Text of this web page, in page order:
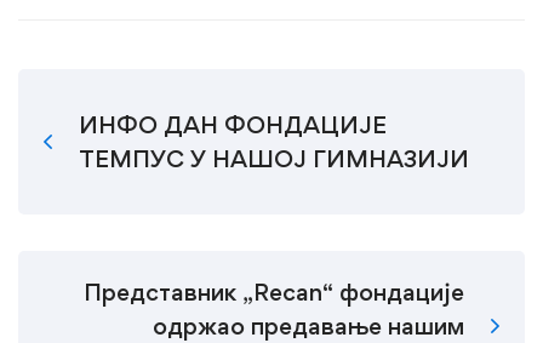
ИНФО ДАН ФОНДАЦИЈЕ
ТЕМПУС У НАШОЈ ГИМНАЗИЈИ
Представник „Recan“ фондације
одржао предавање нашим